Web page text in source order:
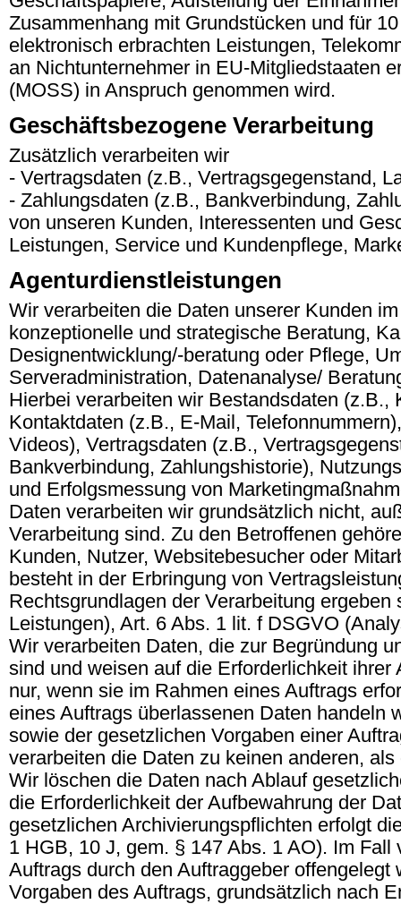
Zusammenhang mit Grundstücken und für
elektronisch erbrachten Leistungen,
an Nichtunternehmer in EU-Mitgliedstaaten
(MOSS) in Anspruch genommen wird.
Geschäftsbezogene Verarbeitung
Zusätzlich verarbeiten wir
- Vertragsdaten (z.B., Vertragsgegenstand,
- Zahlungsdaten (z.B., Bankverbindung,
von unseren Kunden, Interessenten und
Leistungen, Service und Kundenpflege,
Agenturdienstleistungen
Wir verarbeiten die Daten unserer Kunden
konzeptionelle und strategische Beratung,
Designentwicklung/-beratung oder Pflege,
Serveradministration, Datenanalyse/
Hierbei verarbeiten wir Bestandsdaten
Kontaktdaten (z.B., E-Mail,
Videos), Vertragsdaten (z.B.,
Bankverbindung, Zahlungshistorie),
und Erfolgsmessung von
Daten verarbeiten wir grundsätzlich nicht,
Verarbeitung sind. Zu den Betroffenen
Kunden, Nutzer, Websitebesucher oder
besteht in der Erbringung von
Rechtsgrundlagen der Verarbeitung
Leistungen), Art. 6 Abs. 1 lit. f DSGVO
Wir verarbeiten Daten, die zur Begründung
sind und weisen auf die Erforderlichkeit
nur, wenn sie im Rahmen eines Auftrags
eines Auftrags überlassenen Daten handeln
sowie der gesetzlichen Vorgaben einer
verarbeiten die Daten zu keinen anderen,
Wir löschen die Daten nach Ablauf
die Erforderlichkeit der Aufbewahrung der
gesetzlichen Archivierungspflichten erfolgt
1 HGB, 10 J, gem. § 147 Abs. 1 AO). Im
Auftrags durch den Auftraggeber
Vorgaben des Auftrags, grundsätzlich nach